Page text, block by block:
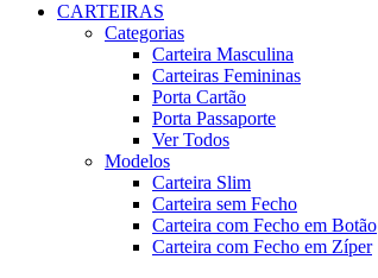
CARTEIRAS
Categorias
Carteira Masculina
Carteiras Femininas
Porta Cartão
Porta Passaporte
Ver Todos
Modelos
Carteira Slim
Carteira sem Fecho
Carteira com Fecho em Botão
Carteira com Fecho em Zíper